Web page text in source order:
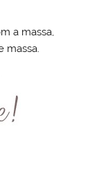
a massa,
massa.